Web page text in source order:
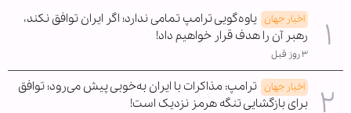
اخبار جهان یاوه‌گویی ترامپ تمامی ندارد؛ اگر ایران توافق نکند،
رهبر آن را هدف قرار خواهیم داد!
۳ روز قبل
اخبار جهان ترامپ: مذاکرات با ایران به‌خوبی پیش می‌رود؛ توافق
برای بازگشایی تنگه هرمز نزدیک است!